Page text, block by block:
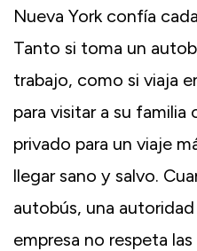
Nueva York confía
Tanto si toma un
trabajo, como si viaja
para visitar a su
privado para un viaje
llegar sano y salvo.
autobús, una
empresa no respeta